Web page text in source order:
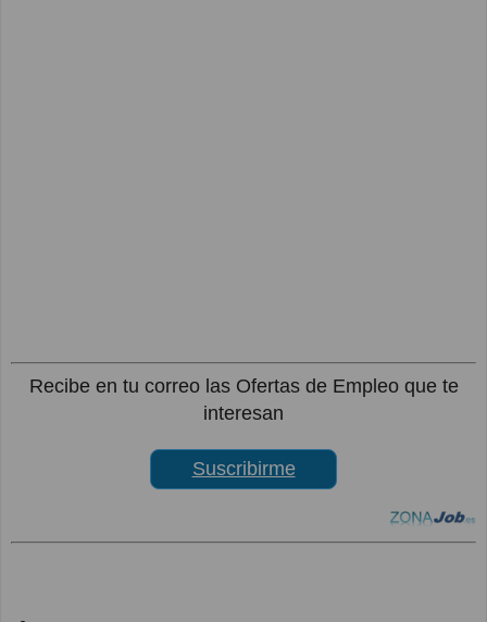
Recibe en tu correo las Ofertas de Empleo que te
interesan
Suscribirme